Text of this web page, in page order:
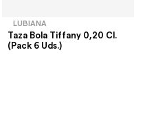
LUBIANA
Taza Bola Tiffany 0,20 Cl.
(Pack 6 Uds.)